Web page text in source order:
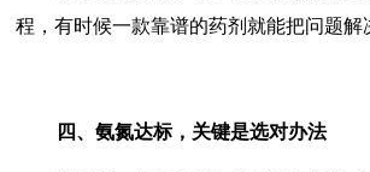
程，有时候一款靠谱的药剂就能把问题解
四、氨氮达标，关键是选对办法